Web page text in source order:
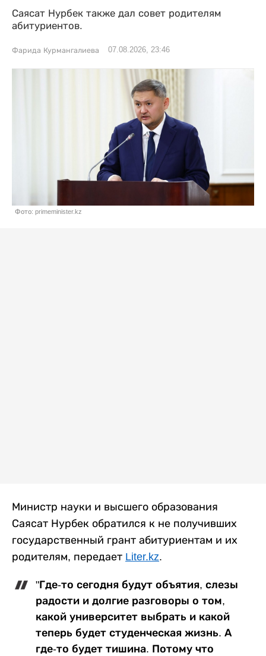
Саясат Нурбек также дал совет родителям
абитуриентов.
Фарида Курмангалиева 07.08.2026, 23:46
Фото: primeminister.kz
Министр науки и высшего образования
Саясат Нурбек обратился к не получивших
государственный грант абитуриентам и их
родителям, передает Liter.kz.
"Где-то сегодня будут объятия, слезы
радости и долгие разговоры о том,
какой университет выбрать и какой
теперь будет студенческая жизнь. А
где-то будет тишина. Потому что